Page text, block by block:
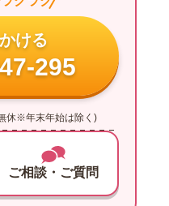
ける
295
休※年末年始は除く)
ご相談・ご質問